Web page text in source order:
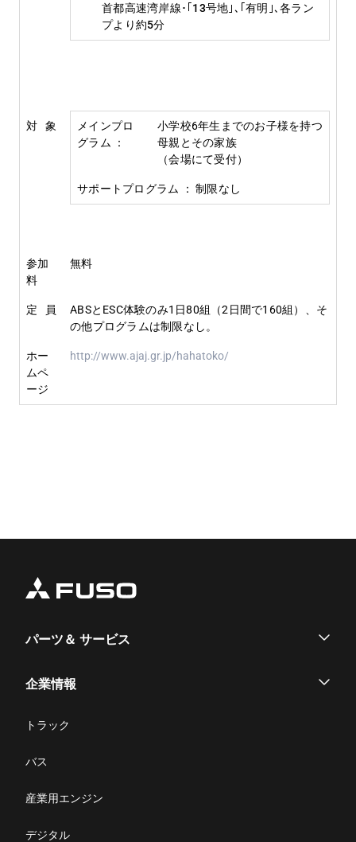
首都高速湾岸線･｢13号地｣､｢有明｣､各ラン
プより約5分
対 象
メインプロ
グラム ：
小学校6年生までのお子様を持つ
母親とその家族
（会場にて受付）
サポートプログラム ： 制限なし
参加
料
無料
定 員
ABSとESC体験のみ1日80組（2日間で160組）、そ
の他プログラムは制限なし。
ホー
ムペ
ージ
http://www.ajaj.gr.jp/hahatoko/
パーツ＆ サービス
パーツ
企業情報
企業情報
お問い合わせ
ニュース・お知らせ
採用情報
トラック
バス
産業用エンジン
デジタル